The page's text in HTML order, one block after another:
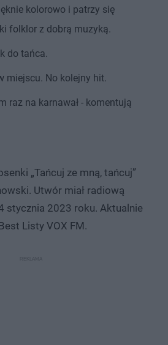
kolorowo i patrzy się
folklor z dobrą muzyką.
do tańca.
miejscu. No kolejny hit.
raz na karnawał - komentują
„Tańcuj ze mną, tańcuj”
Utwór miał radiową
stycznia 2023 roku. Aktualnie
Listy VOX FM.